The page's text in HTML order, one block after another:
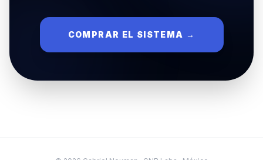
COMPRAR EL SISTEMA →